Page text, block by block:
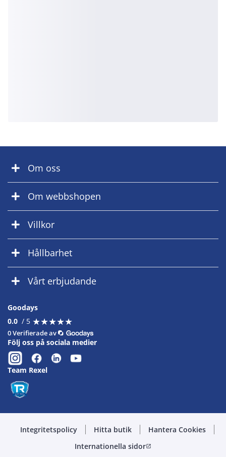
Om oss
Om webbshopen
Villkor
Hållbarhet
Vårt erbjudande
Goodays
0.0 / 5 ★★★★★
★★★★★
0 Verifierade av
Följ oss på sociala medier
Team Rexel
Integritetspolicy Hitta butik
Hantera Cookies
Internationella sidoropen_in_new